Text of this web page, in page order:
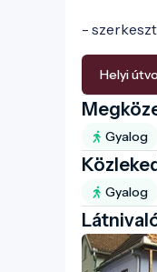
-
Helyi
Gyalog
Gyalog